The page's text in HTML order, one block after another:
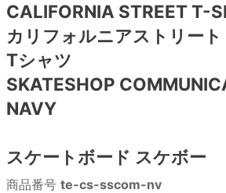
CALIFORNIA STREET T-
カリフォルニアストリート
Tシャツ
SKATESHOP
NAVY
スケートボード スケボー
商品番号 te-cs-sscom-nv
8.5inch
8.6inch
8.7inch
8.9inch
8.6inch
8.7inch
8.8inch
9.0inch以上
65mm
70mm
72mm
110mm
メディア（雑誌・DVD・CD）
28cm
28.5cm
29cm
30cm
アンダーウエア
サイズの測り方